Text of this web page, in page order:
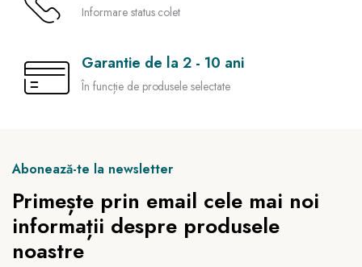
Informare status colet
Garantie de la 2 - 10 ani
În funcție de produsele selectate
Abonează-te la newsletter
Primește prin email cele mai noi
informații despre produsele
noastre